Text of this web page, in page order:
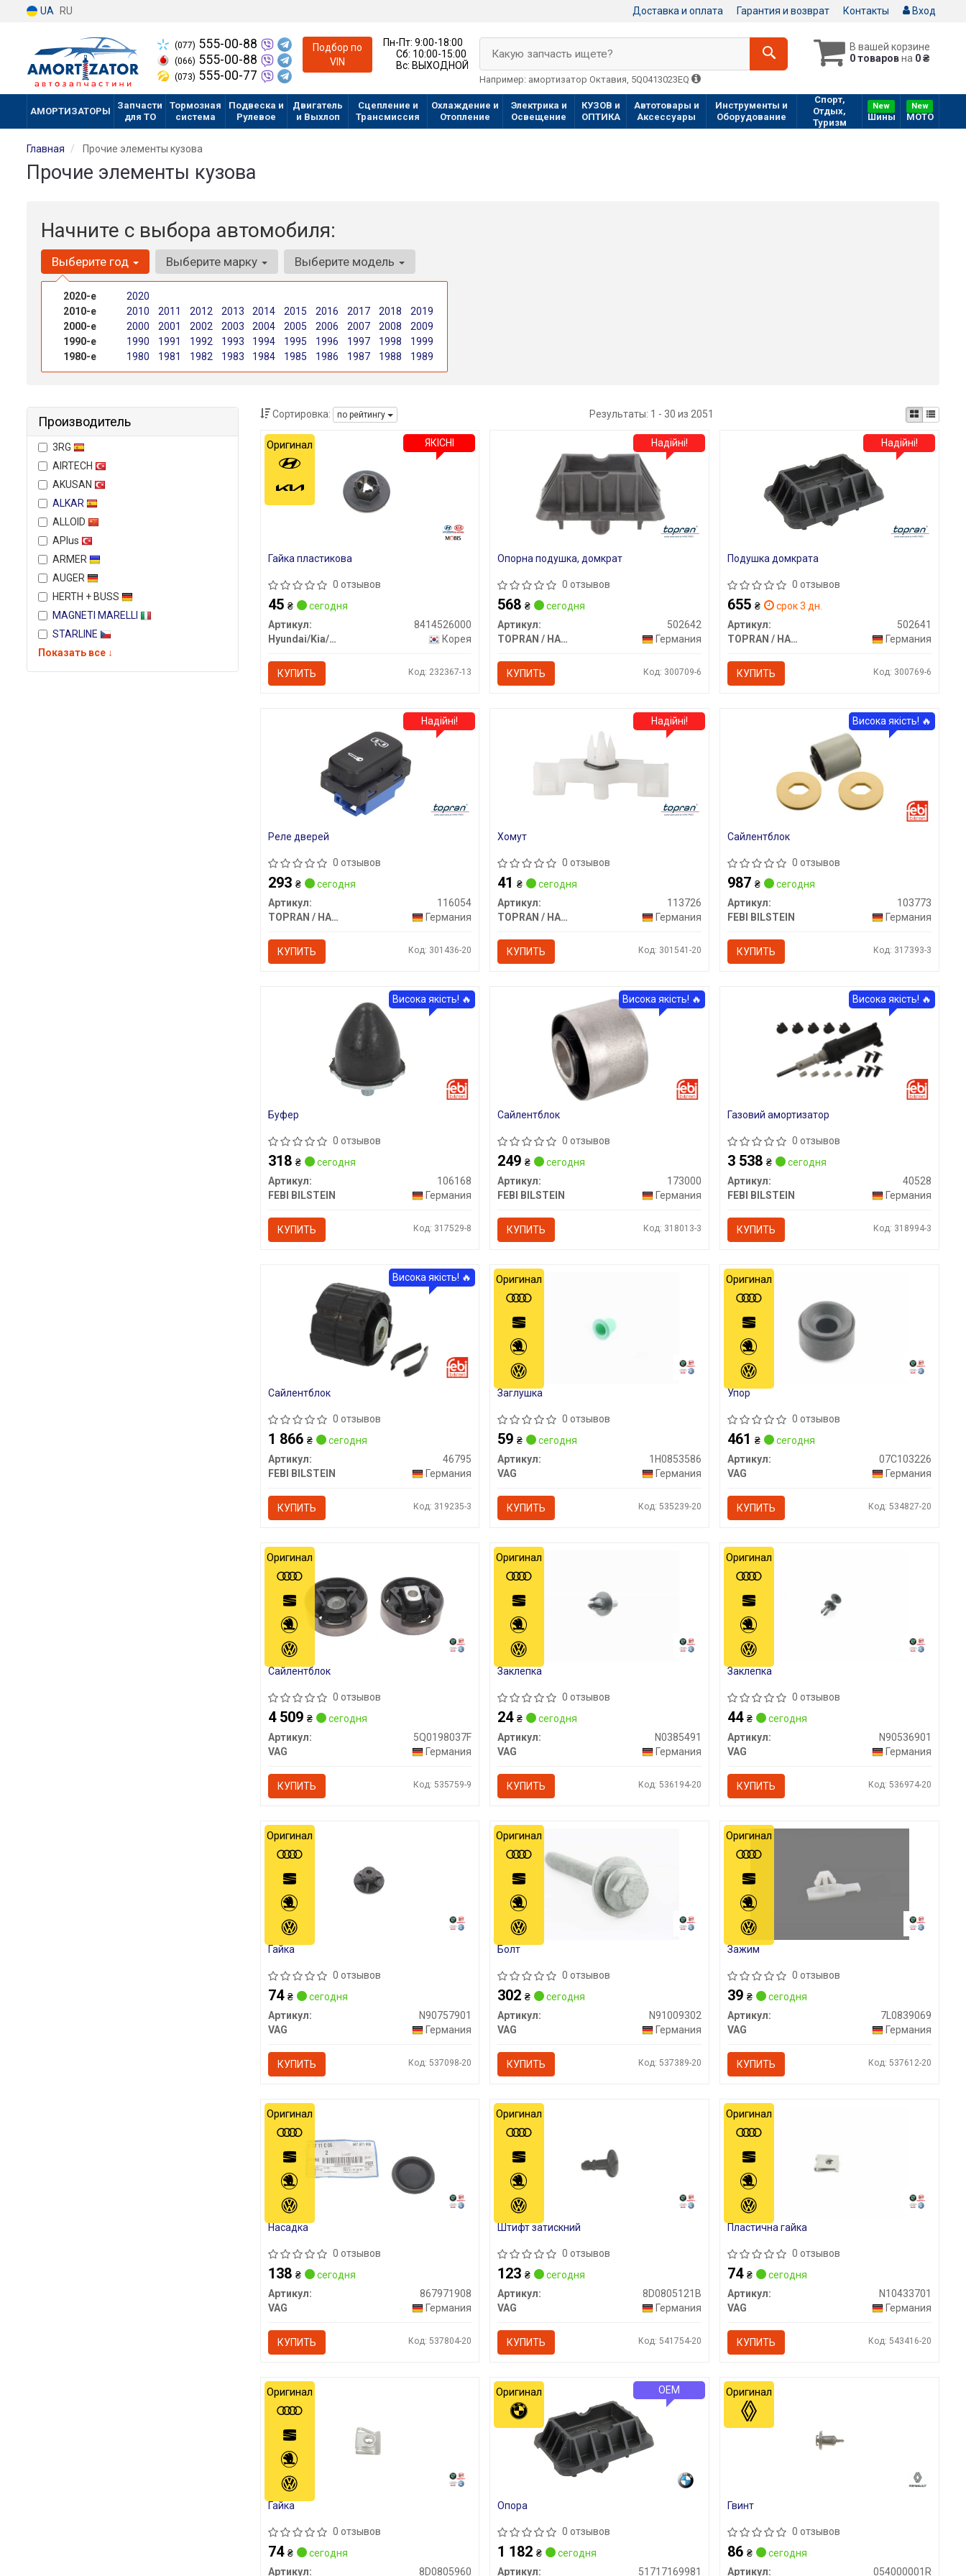
UA RU Доставка и оплата Гарантия и возврат Контакты Вход
(077) 555-00-88
(066) 555-00-88
(073) 555-00-77
Подбор по
VIN
Пн-Пт:9:00-18:00
Сб: 10:00-15:00
Вс: ВЫХОДНОЙ
В вашей корзине
0 товаровна 0 ₴
Какую запчасть ищете?
Например: амортизатор Октавия, 5Q0413023EQ
АМОРТИЗАТОРЫ
Запчасти
для ТО
Тормозная
система
Подвеска и
Рулевое
Двигатель
и Выхлоп
Сцепление и
Трансмиссия
Охлаждение и
Отопление
Электрика и
Освещение
КУЗОВ и
ОПТИКА
Автотовары и
Аксессуары
Инструменты и
Оборудование
Спорт,
Отдых,
Туризм
New
Шины
New
МOTO
Главная Прочие элементы кузова
Прочие элементы кузова
Начните с выбора автомобиля:
Выберите год
2020-е
2020
2010-е
2010 2011 2012 2013 2014 2015 2016 2017 2018
2019
2000-е
2000 2001 2002 2003 2004 2005 2006 2007 2008
2009
1990-е
1990 1991 1992 1993 1994 1995 1996 1997 1998
1999
1980-е
1980 1981 1982 1983 1984 1985 1986 1987 1988 1989
Выберите марку Выберите модель
Производитель
3RG
AIRTECH
AKUSAN
ALKAR
ALLOID
APlus
ARMER
AUGER
HERTH + BUSS
MAGNETI MARELLI
STARLINE
Показать все ↓
Сортировка: по рейтингу Результаты: 1 - 30 из 2051
Гайка пластикова
0 отзывов
45 ₴
сегодня
Артикул:
8414526000
Hyundai/Kia/Mobis
Корея
КУПИТЬ Код: 232367-13
ЯКІСНІ
Оригинал
Опорна подушка, домкрат
0 отзывов
568₴
сегодня
Артикул:
502642
TOPRAN / HANS PRIES
Германия
КУПИТЬ Код: 300709-6
Надійні!
Подушка домкрата
0 отзывов
655₴
срок 3 дн.
Артикул:
502641
TOPRAN / HANS PRIES
Германия
КУПИТЬ Код: 300769-6
Надійні!
Реле дверей
0 отзывов
293 ₴
сегодня
Артикул:
116054
TOPRAN / HANS PRIES
Германия
КУПИТЬ Код: 301436-20
Надійні!
Хомут
0 отзывов
41₴
сегодня
Артикул:
113726
TOPRAN / HANS PRIES
Германия
КУПИТЬ Код: 301541-20
Надійні!
Сайлентблок
0 отзывов
987₴
сегодня
Артикул:
103773
FEBI BILSTEIN
Германия
КУПИТЬ Код: 317393-3
Висока якість! 🔥
Буфер
0 отзывов
318 ₴
сегодня
Артикул:
106168
FEBI BILSTEIN
Германия
КУПИТЬ Код: 317529-8
Висока якість! 🔥
Сайлентблок
0 отзывов
249₴
сегодня
Артикул:
173000
FEBI BILSTEIN
Германия
КУПИТЬ Код: 318013-3
Висока якість! 🔥
Газовий амортизатор
0 отзывов
3 538₴
сегодня
Артикул:
40528
FEBI BILSTEIN
Германия
КУПИТЬ Код: 318994-3
Висока якість! 🔥
Сайлентблок
0 отзывов
1 866 ₴
сегодня
Артикул:
46795
FEBI BILSTEIN
Германия
КУПИТЬ Код: 319235-3
Висока якість! 🔥
Заглушка
0 отзывов
59₴
сегодня
Артикул:
1H0853586
VAG
Германия
КУПИТЬ Код: 535239-20
Оригинал
Упор
0 отзывов
461₴
сегодня
Артикул:
07C103226
VAG
Германия
КУПИТЬ Код: 534827-20
Оригинал
Сайлентблок
0 отзывов
4 509 ₴
сегодня
Артикул:
5Q0198037F
VAG
Германия
КУПИТЬ Код: 535759-9
Оригинал
Заклепка
0 отзывов
24₴
сегодня
Артикул:
N0385491
VAG
Германия
КУПИТЬ Код: 536194-20
Оригинал
Заклепка
0 отзывов
44₴
сегодня
Артикул:
N90536901
VAG
Германия
КУПИТЬ Код: 536974-20
Оригинал
Гайка
0 отзывов
74 ₴
сегодня
Артикул:
N90757901
VAG
Германия
КУПИТЬ Код: 537098-20
Оригинал
Болт
0 отзывов
302₴
сегодня
Артикул:
N91009302
VAG
Германия
КУПИТЬ Код: 537389-20
Оригинал
Зажим
0 отзывов
39₴
сегодня
Артикул:
7L0839069
VAG
Германия
КУПИТЬ Код: 537612-20
Оригинал
Насадка
0 отзывов
138 ₴
сегодня
Артикул:
867971908
VAG
Германия
КУПИТЬ Код: 537804-20
Оригинал
Штифт затискний
0 отзывов
123₴
сегодня
Артикул:
8D0805121B
VAG
Германия
КУПИТЬ Код: 541754-20
Оригинал
Пластична гайка
0 отзывов
74₴
сегодня
Артикул:
N10433701
VAG
Германия
КУПИТЬ Код: 543416-20
Оригинал
Гайка
0 отзывов
74 ₴
сегодня
Артикул:
8D0805960
Оригинал
Опора
0 отзывов
1 182₴
сегодня
Артикул:
51717169981
OEM
Оригинал
Гвинт
0 отзывов
86₴
сегодня
Артикул:
054000001R
Оригинал